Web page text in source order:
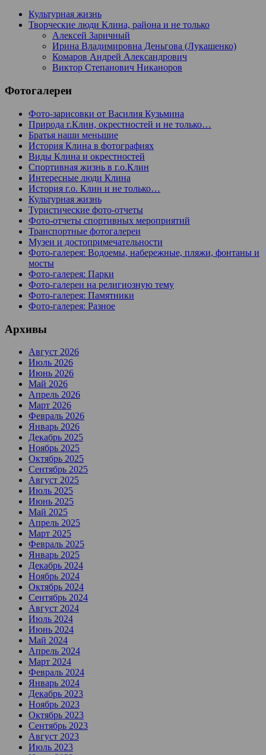
Культурная жизнь
Творческие люди Клина, района и не только
Алексей Заричный
Ирина Владимировна Деньгова (Лукашенко)
Комаров Андрей Александрович
Виктор Степанович Никаноров
Фотогалереи
Фото-зарисовки от Василия Кузьмина
Природа г.Клин, окрестностей и не только…
Братья наши меньшие
История Клина в фотографиях
Виды Клина и окрестностей
Спортивная жизнь в г.о.Клин
Интересные люди Клина
История г.о. Клин и не только…
Культурная жизнь
Туристические фото-отчеты
Фото-отчеты спортивных мероприятий
Транспортные фотогалереи
Музеи и достопримечательности
Фото-галерея: Водоемы, набережные, пляжи, фонтаны и
мосты
Фото-галерея: Парки
Фото-галереи на религиозную тему
Фото-галерея: Памятники
Фото-галерея: Разное
Архивы
Август 2026
Июль 2026
Июнь 2026
Май 2026
Апрель 2026
Март 2026
Февраль 2026
Январь 2026
Декабрь 2025
Ноябрь 2025
Октябрь 2025
Сентябрь 2025
Август 2025
Июль 2025
Июнь 2025
Май 2025
Апрель 2025
Март 2025
Февраль 2025
Январь 2025
Декабрь 2024
Ноябрь 2024
Октябрь 2024
Сентябрь 2024
Август 2024
Июль 2024
Июнь 2024
Май 2024
Апрель 2024
Март 2024
Февраль 2024
Январь 2024
Декабрь 2023
Ноябрь 2023
Октябрь 2023
Сентябрь 2023
Август 2023
Июль 2023